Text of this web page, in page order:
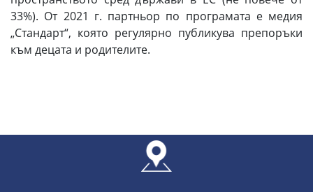
33%). От 2021 г. партньор по програмата е медия
„Стандарт“, която регулярно публикува препоръки
към децата и родителите.